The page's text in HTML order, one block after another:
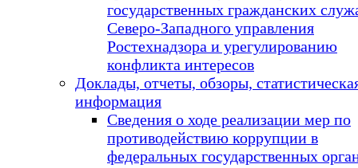
государственных гражданских
Северо-Западного управления
Ростехнадзора и урегулированию
конфликта интересов
Доклады, отчеты, обзоры,
информация
Сведения о ходе реализации мер по
противодействию коррупции в
федеральных государственных